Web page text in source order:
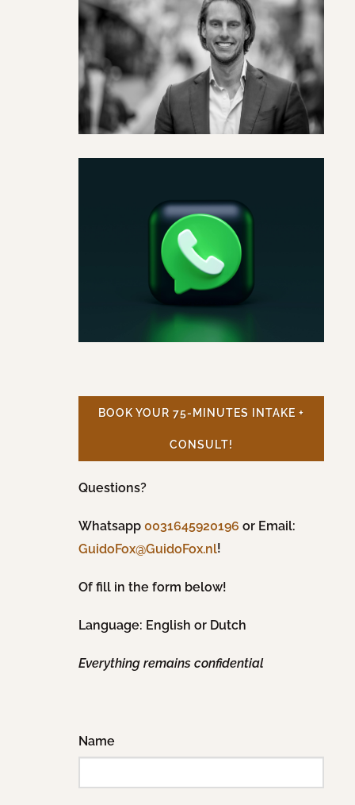
BOOK YOUR 75-MINUTES INTAKE +
CONSULT!
Questions?
Whatsapp 0031645920196 or Email:
GuidoFox@GuidoFox.nl!
Of fill in the form below!
Language: English or Dutch
Everything remains confidential
Name